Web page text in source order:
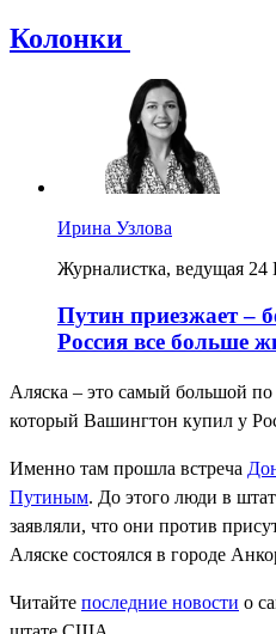
Колонки
Ирина Узлова
Журналистка, ведущая 24
Путин приезжает –
Россия все больше
Аляска – это самый большой
который Вашингтон купил у
Именно там прошла встреча
Путиным. До этого люди в
заявляли, что они против
Аляске состоялся в городе
Читайте последние новости о